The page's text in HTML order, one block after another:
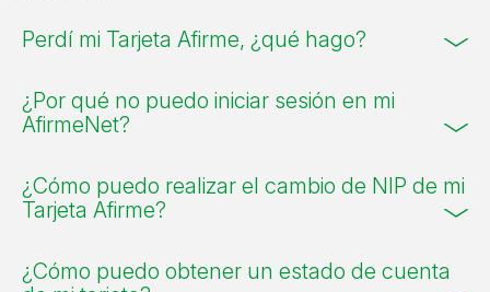
Perdí mi Tarjeta Afirme, ¿qué hago?
¿Por qué no puedo iniciar sesión en mi
AfirmeNet?
¿Cómo puedo realizar el cambio de NIP de mi
Tarjeta Afirme?
¿Cómo puedo obtener un estado de cuenta